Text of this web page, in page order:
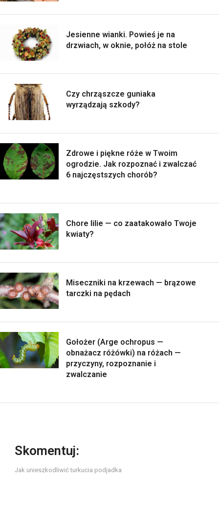
Jesienne wianki. Powieś je na
drzwiach, w oknie, połóż na stole
Czy chrząszcze guniaka
wyrządzają szkody?
Zdrowe i piękne róże w Twoim
ogrodzie. Jak rozpoznać i zwalczać
6 najczęstszych chorób?
Chore lilie — co zaatakowało Twoje
kwiaty?
Miseczniki na krzewach — brązowe
tarczki na pędach
Gołożer (Arge ochropus —
obnażacz różówki) na różach —
przyczyny, rozpoznanie i
zwalczanie
Skomentuj:
Jak unieszkodliwić turkucia podjadka